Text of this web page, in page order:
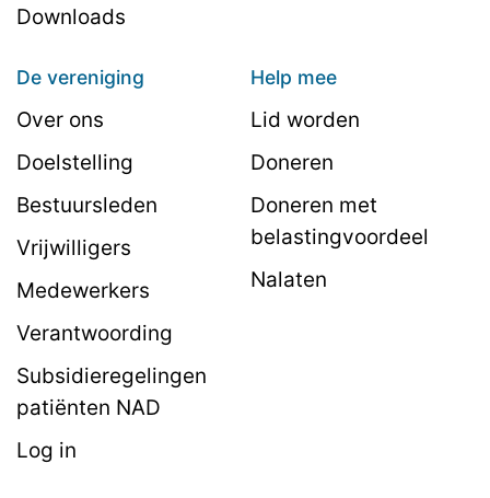
Downloads
De vereniging
Over ons
Doelstelling
Bestuursleden
Vrijwilligers
Medewerkers
Verantwoording
Subsidieregelingen
patiënten NAD
Log in
Help mee
Lid worden
Doneren
Doneren met
belastingvoordeel
Nalaten